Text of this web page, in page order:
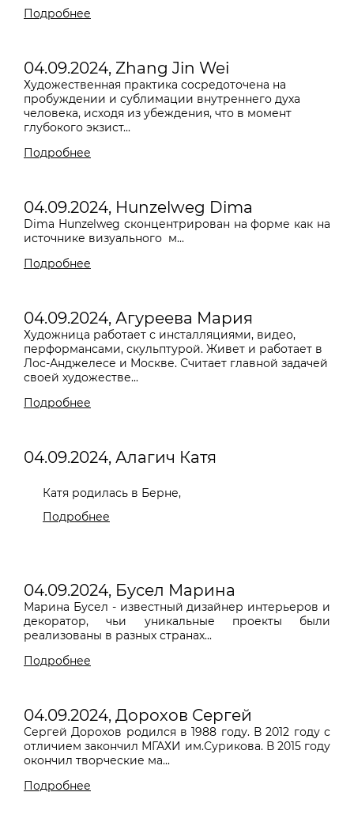
Подробнее
04.09.2024, Zhang Jin Wei
Художественная практика сосредоточена на
пробуждении и сублимации внутреннего духа
человека, исходя из убеждения, что в момент
глубокого экзист...
Подробнее
04.09.2024, Hunzelweg Dima
Dima Hunzelweg сконцентрирован на форме как на
источнике визуального м...
Подробнее
04.09.2024, Агуреева Мария
Художница работает с инсталляциями, видео,
перформансами, скульптурой. Живет и работает в
Лос-Анджелесе и Москве. Считает главной задачей
своей художестве...
Подробнее
04.09.2024, Алагич Катя
Катя родилась в Берне,
Подробнее
04.09.2024, Бусел Марина
Марина Бусел - известный дизайнер интерьеров и
декоратор, чьи уникальные проекты были
реализованы в разных странах...
Подробнее
04.09.2024, Дорохов Сергей
Сергей Дорохов родился в 1988 году. В 2012 году с
отличием закончил МГАХИ им.Сурикова. В 2015 году
окончил творческие ма...
Подробнее